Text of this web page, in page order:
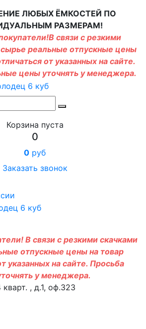
ЛЮБЫХ ЁМКОСТЕЙ ПО
РАЗМЕРАМ!
связи с резкими
сырье реальные отпускные цены
от указанных на сайте.
цены уточнять у менеджера.
Корзина пуста
0
0 руб
Заказать звонок
В связи с резкими скачками
отпускные цены на товар
указанных на сайте. Просьба
у менеджера.
, д.1, оф.323